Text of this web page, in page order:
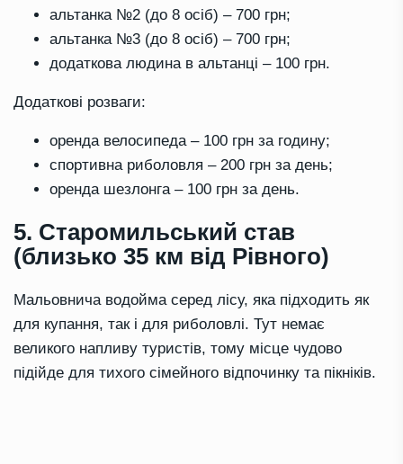
альтанка №2 (до 8 осіб) – 700 грн;
альтанка №3 (до 8 осіб) – 700 грн;
додаткова людина в альтанці – 100 грн.
Додаткові розваги:
оренда велосипеда – 100 грн за годину;
спортивна риболовля – 200 грн за день;
оренда шезлонга – 100 грн за день.
5. Старомильський став
(близько 35 км від Рівного)
Мальовнича водойма серед лісу, яка підходить як
для купання, так і для риболовлі. Тут немає
великого напливу туристів, тому місце чудово
підійде для тихого сімейного відпочинку та пікніків.